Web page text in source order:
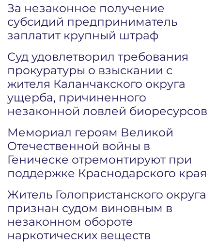
За незаконное получение
субсидий предприниматель
заплатит крупный штраф
Суд удовлетворил требования
прокуратуры о взыскании с
жителя Каланчакского округа
ущерба, причиненного
незаконной ловлей биоресурсов
Мемориал героям Великой
Отечественной войны в
Геническе отремонтируют при
поддержке Краснодарского края
Житель Голопристанского округа
признан судом виновным в
незаконном обороте
наркотических веществ